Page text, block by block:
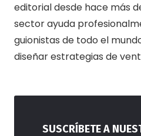
editorial desde hace más
sector ayuda
guionistas de todo el
diseñar estrategias de
SUSCRÍBETE A